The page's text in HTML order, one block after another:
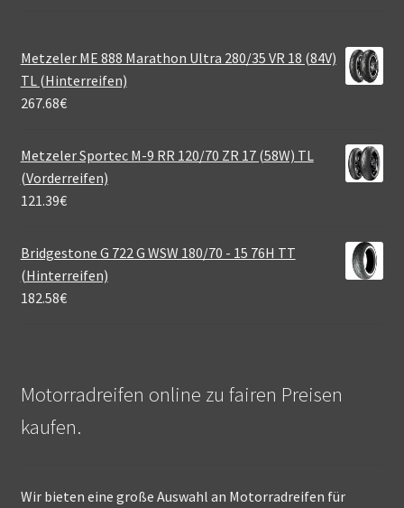
Metzeler ME 888 Marathon Ultra 280/35 VR 18 (84V)
TL (Hinterreifen)
267.68€
Metzeler Sportec M-9 RR 120/70 ZR 17 (58W) TL
(Vorderreifen)
121.39€
Bridgestone G 722 G WSW 180/70 - 15 76H TT
(Hinterreifen)
182.58€
Motorradreifen online zu fairen Preisen
kaufen.
Wir bieten eine große Auswahl an Motorradreifen für